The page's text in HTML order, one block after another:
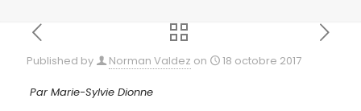
Published by Norman Valdez on 18 octobre 2017
Par Marie-Sylvie Dionne